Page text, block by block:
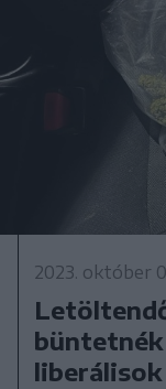
2023. október
büntetnék
liberálisok